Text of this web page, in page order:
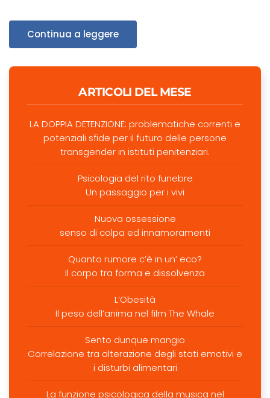
Continua a leggere
ARTICOLI DEL MESE
LA DOPPIA DETENZIONE: problematiche correnti e
potenziali sfide per il futuro delle persone
transgender in istituti penitenziari.
Psicologia del rito funebre
Un passaggio per i vivi
Nuova ossessione
senso di colpa ed innamoramenti
Quanto rumore c’è in un’ eco?
Il corpo tra forma e dissolvenza
L’Obesità
Il peso dell’anima nel film The Whale
Sento dunque mangio
Correlazione tra alterazione degli stati emotivi e
i disturbi alimentari
La funzione psicologica della musica nel